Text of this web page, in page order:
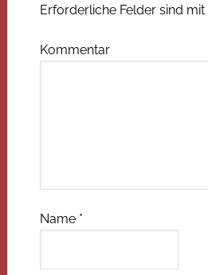
Erforderliche Felder sind mit
Kommentar
Name *